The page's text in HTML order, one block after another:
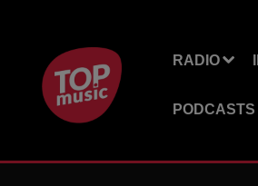
RADIO
PODCASTS